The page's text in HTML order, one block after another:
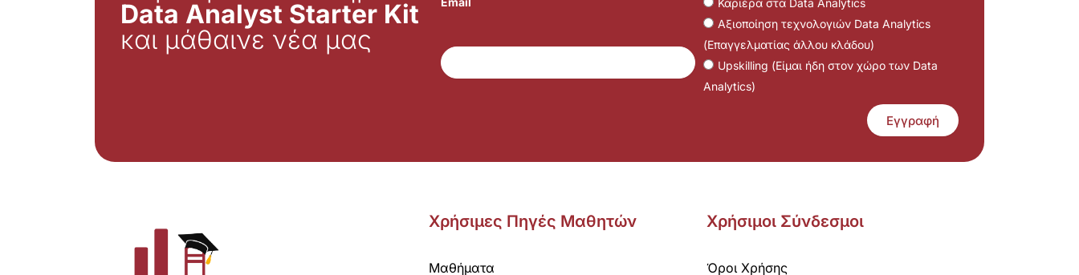
Data Analyst Starter Kit
και μάθαινε νέα μας
Καριέρα στα Data Analytics
Αξιοποίηση τεχνολογιών Data Analytics
(Επαγγελματίας άλλου κλάδου)
Upskilling (Είμαι ήδη στον χώρο των Data
Analytics)
Εγγραφή
Χρήσιμες Πηγές Μαθητών
Μαθήματα
Χρήσιμοι Σύνδεσμοι
Όροι Χρήσης